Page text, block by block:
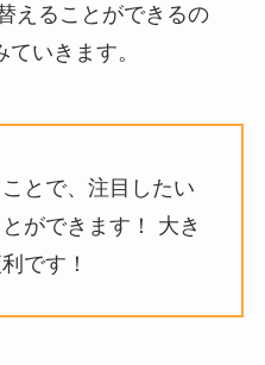
えることができるの
いきます。
とで、注目したい
ができます！ 大き
です！